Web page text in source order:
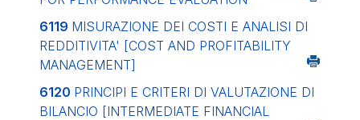
6119 MISURAZIONE DEI COSTI E ANALISI DI
REDDITIVITA' [COST AND PROFITABILITY
MANAGEMENT]
6120 PRINCIPI E CRITERI DI VALUTAZIONE DI
BILANCIO [INTERMEDIATE FINANCIAL